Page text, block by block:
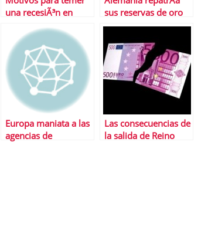
una recesiÃ³n en
dividendos
sus reservas de oro
Europa maniata a las
agencias de
Las consecuencias de
la salida de Reino